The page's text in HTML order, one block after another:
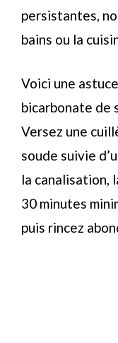
persistantes,
bains ou la
Voici une
bicarbonate de
Versez une
soude suivie
la canalisation,
30 minutes
puis rincez